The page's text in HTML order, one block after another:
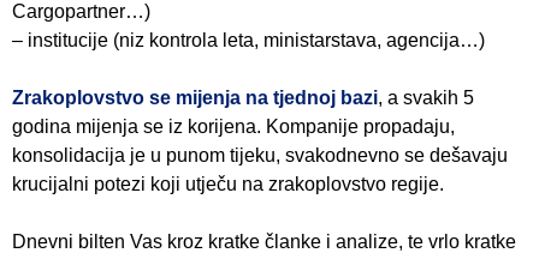
Cargopartner…)
– institucije (niz kontrola leta, ministarstava, agencija…)
Zrakoplovstvo se mijenja na tjednoj bazi, a svakih 5
godina mijenja se iz korijena. Kompanije propadaju,
konsolidacija je u punom tijeku, svakodnevno se dešavaju
krucijalni potezi koji utječu na zrakoplovstvo regije.
Dnevni bilten Vas kroz kratke članke i analize, te vrlo kratke